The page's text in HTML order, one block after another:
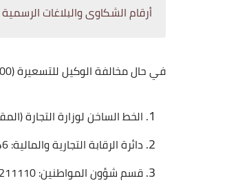
أرقام الشكاوى والبلاغات
​في حال مخالفة الوكيل للتسعيرة (1000 دينار)، يرجى الاتصال فوراً بالجهات التالية:
​الخط الساخن لوزارة التجارة (المقر العام):
​دائرة الرقابة التجارية والمالية: 07706254446
​قسم شؤون المواطنين: 07721211110